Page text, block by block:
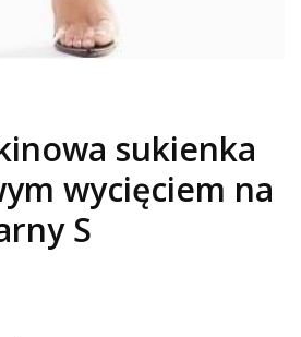
sukienka
wycięciem na
S